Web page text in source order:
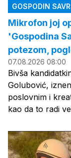
GOSPODIN
Mikrofon joj
'Gospodina
potezom,
07.08.2026 08:00
Bivša
Golubović,
poslovnim i
kao da to radi